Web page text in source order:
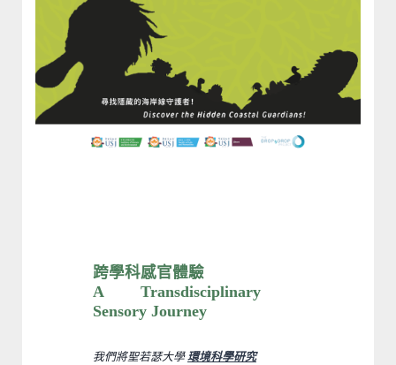
跨學科感官體驗
A Transdisciplinary
Sensory Journey
我們將聖若瑟大學環境科學研究